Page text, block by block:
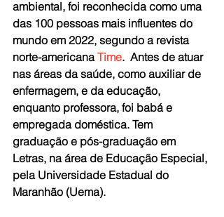
ambiental, foi reconhecida como uma
das 100 pessoas mais influentes do
mundo em 2022, segundo a revista
norte-americana Time.  Antes de atuar
nas áreas da saúde, como auxiliar de
enfermagem, e da educação,
enquanto professora, foi babá e
empregada doméstica. Tem
graduação e pós-graduação em
Letras, na área de Educação Especial,
pela Universidade Estadual do
Maranhão (Uema).